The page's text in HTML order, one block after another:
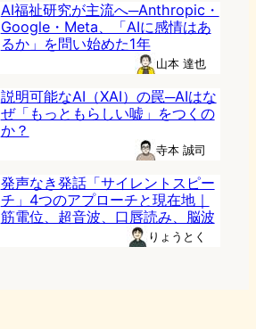
AI福祉研究が主流へ─Anthropic・
Google・Meta、「AIに感情はあ
るか」を問い始めた1年
山本 達也
説明可能なAI（XAI）の罠─AIはな
ぜ「もっともらしい嘘」をつくの
か？
寺本 誠司
発声なき発話「サイレントスピー
チ」4つのアプローチと現在地｜
筋電位、超音波、口唇読み、脳波
りょうとく